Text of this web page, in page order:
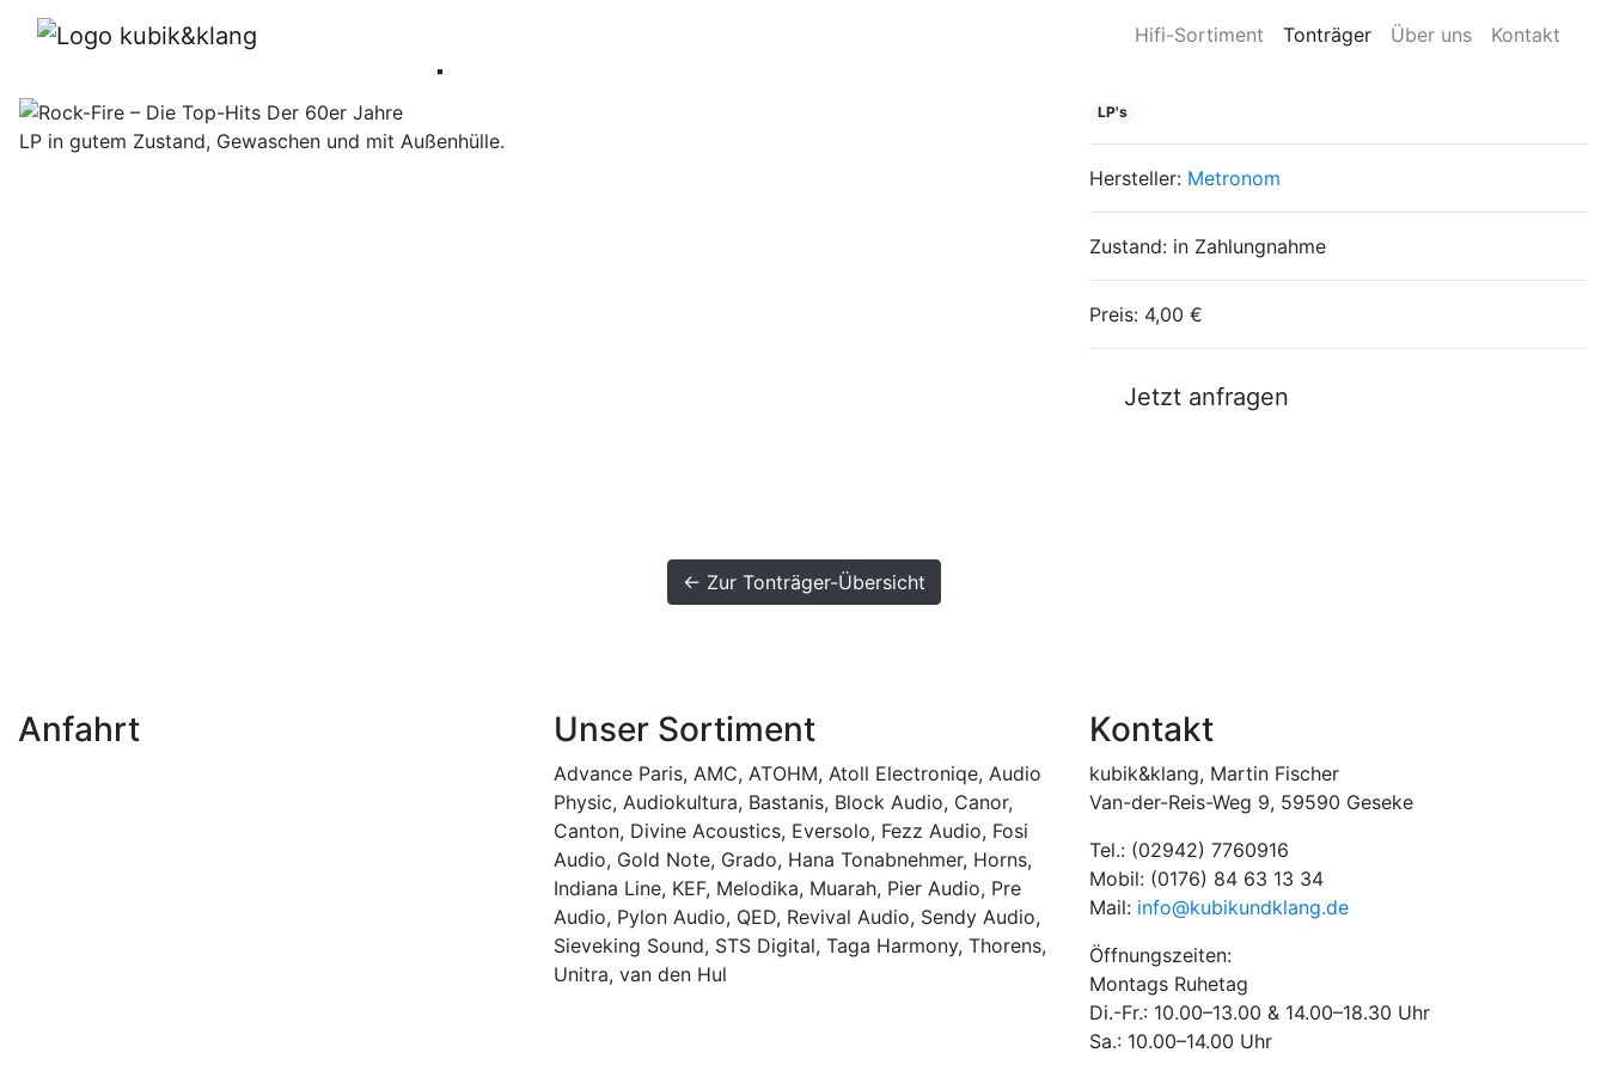
Hifi-Sortiment Tonträger Über uns Kontakt
Rock-Fire – Die Top-Hits Der 60er Jahre
LP in gutem Zustand, Gewaschen und mit Außenhülle.
LP's
Hersteller: Metronom
Zustand:in Zahlungnahme
Preis: 4,00 €
Jetzt anfragen
← Zur Tonträger-Übersicht
Anfahrt Unser Sortiment
Advance Paris, AMC, ATOHM, Atoll Electroniqe, Audio
Physic, Audiokultura, Bastanis, Block Audio, Canor,
Canton, Divine Acoustics, Eversolo, Fezz Audio, Fosi
Audio, Gold Note, Grado, Hana Tonabnehmer, Horns,
Indiana Line, KEF, Melodika, Muarah, Pier Audio, Pre
Audio, Pylon Audio, QED, Revival Audio, Sendy Audio,
Sieveking Sound, STS Digital, Taga Harmony, Thorens,
Unitra, van den Hul
Kontakt
kubik&klang, Martin Fischer
Van-der-Reis-Weg 9, 59590 Geseke
Tel.: (02942) 7760916
Mobil: (0176) 84 63 13 34
Mail: info@kubikundklang.de
Öffnungszeiten:
Montags Ruhetag
Di.-Fr.: 10.00–13.00 & 14.00–18.30 Uhr
Sa.: 10.00–14.00 Uhr